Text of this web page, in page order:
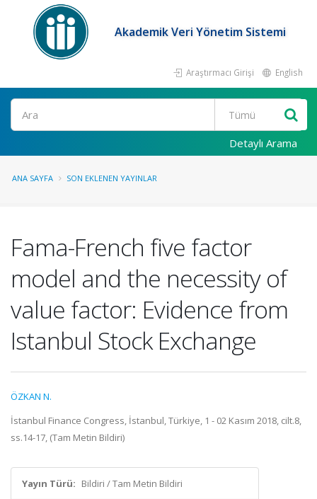
Akademik Veri Yönetim Sistemi
Araştırmacı Girişi English
Ara
Detaylı Arama
ANA SAYFA SON EKLENEN YAYINLAR
Fama-French five factor
model and the necessity of
value factor: Evidence from
Istanbul Stock Exchange
ÖZKAN N.
İstanbul Finance Congress, İstanbul, Türkiye, 1 - 02 Kasım 2018, cilt.8,
ss.14-17, (Tam Metin Bildiri)
Yayın Türü: Bildiri / Tam Metin Bildiri